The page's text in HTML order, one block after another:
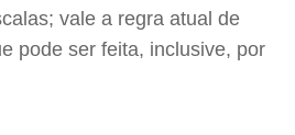
vale a regra atual de
pode ser feita, inclusive, por